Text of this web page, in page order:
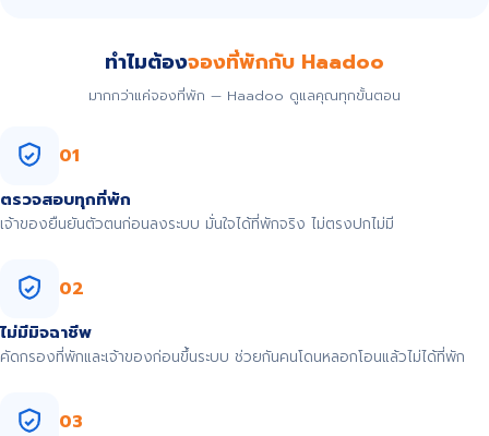
ทำไมต้องจองที่พักกับ Haadoo
มากกว่าแค่จองที่พัก — Haadoo ดูแลคุณทุกขั้นตอน
01
ตรวจสอบทุกที่พัก
เจ้าของยืนยันตัวตนก่อนลงระบบ มั่นใจได้ที่พักจริง ไม่ตรงปกไม่มี
02
ไม่มีมิจฉาชีพ
คัดกรองที่พักและเจ้าของก่อนขึ้นระบบ ช่วยกันคนโดนหลอกโอนแล้วไม่ได้ที่พัก
03